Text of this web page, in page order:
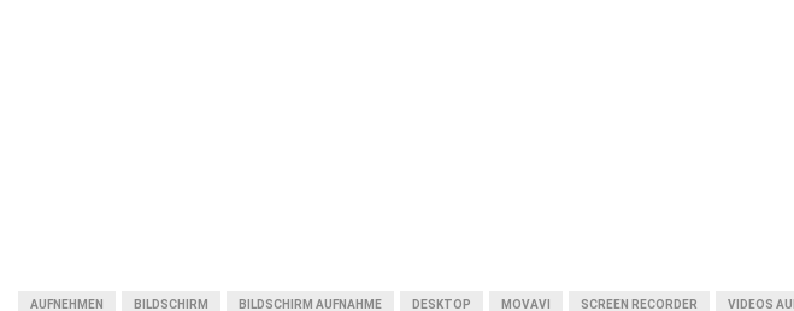
AUFNEHMEN BILDSCHIRM BILDSCHIRM AUFNAHME DESKTOP MOVAVI SCREEN RECORDER VIDEOS